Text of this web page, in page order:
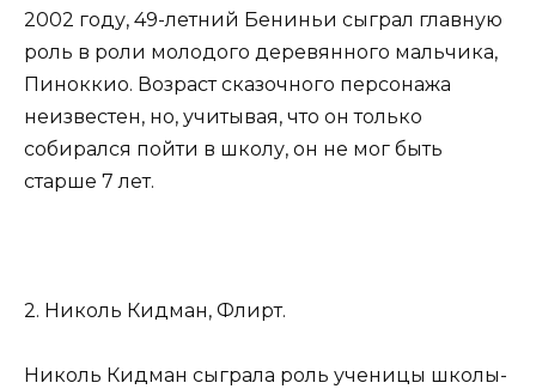
2002 году, 49-летний Бениньи сыграл главную
роль в роли молодого деревянного мальчика,
Пиноккио. Возраст сказочного персонажа
неизвестен, но, учитывая, что он только
собирался пойти в школу, он не мог быть
старше 7 лет.
2. Николь Кидман, Флирт.
Николь Кидман сыграла роль ученицы школы-